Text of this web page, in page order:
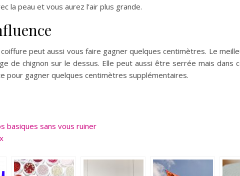
la peau et vous aurez l’air plus grande.
peut aussi vous faire gagner quelques centimètres. Le
de chignon sur le dessus. Elle peut aussi être serrée mais dans
pour gagner quelques centimètres supplémentaires.
basiques sans vous ruiner